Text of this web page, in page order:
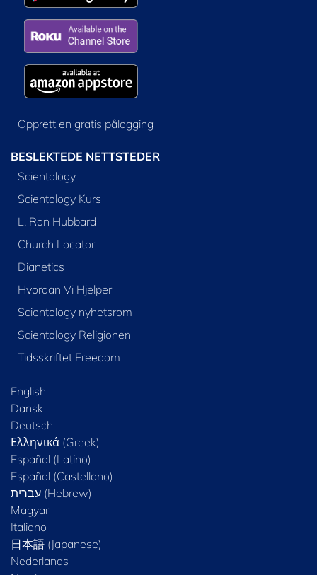
Opprett en gratis pålogging
BESLEKTEDE NETTSTEDER
Scientology
Scientology Kurs
L. Ron Hubbard
Church Locator
Dianetics
Hvordan Vi Hjelper
Scientology nyhetsrom
Scientology Religionen
Tidsskriftet Freedom
English
Dansk
Deutsch
Ελληνικά (Greek)
Español (Latino)
Español (Castellano)
Magyar
Italiano
日本語 (Japanese)
Nederlands